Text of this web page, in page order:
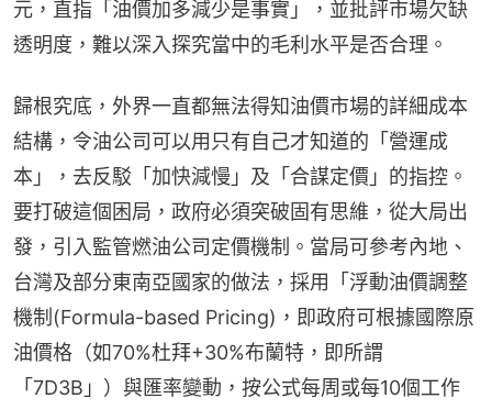
元，直指「油價加多減少是事實」，並批評市場欠缺
透明度，難以深入探究當中的毛利水平是否合理。
歸根究底，外界一直都無法得知油價市場的詳細成本
結構，令油公司可以用只有自己才知道的「營運成
本」，去反駁「加快減慢」及「合謀定價」的指控。
要打破這個困局，政府必須突破固有思維，從大局出
發，引入監管燃油公司定價機制。當局可參考內地、
台灣及部分東南亞國家的做法，採用「浮動油價調整
機制(Formula-based Pricing)，即政府可根據國際原
油價格（如70%杜拜+30%布蘭特，即所謂
「7D3B」）與匯率變動，按公式每周或每10個工作